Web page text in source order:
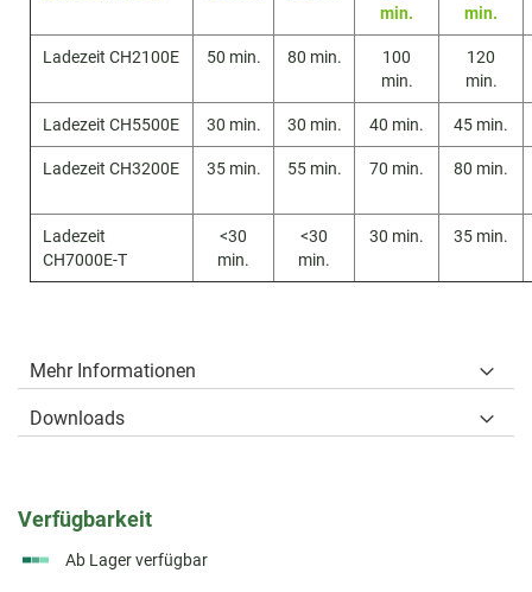
Verfügbarkeit
Ab Lager verfügbar
min.
min.
Ladezeit CH2100E 50 min. 80 min.
100
min.
120
min.
Ladezeit CH5500E 30 min. 30 min. 40 min. 45 min.
Ladezeit CH3200E 35 min. 55 min. 70 min. 80 min.
Ladezeit
CH7000E-T
<30
min.
<30
min.
30 min. 35 min.
Mehr Informationen
Downloads